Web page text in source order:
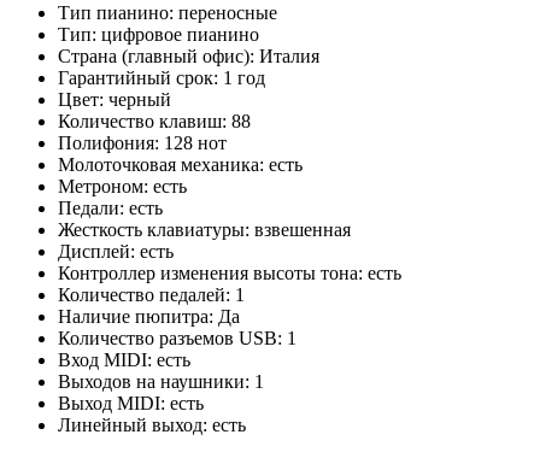
Тип пианино: переносные
Тип: цифровое пианино
Страна (главный офис): Италия
Гарантийный срок: 1 год
Цвет: черный
Количество клавиш: 88
Полифония: 128 нот
Молоточковая механика: есть
Метроном: есть
Педали: есть
Жесткость клавиатуры: взвешенная
Дисплей: есть
Контроллер изменения высоты тона: есть
Количество педалей: 1
Наличие пюпитра: Да
Количество разъемов USB: 1
Вход MIDI: есть
Выходов на наушники: 1
Выход MIDI: есть
Линейный выход: есть